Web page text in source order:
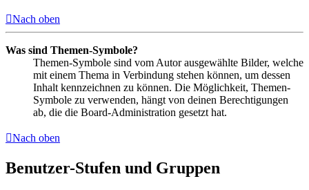
Nach oben
Was sind Themen-Symbole?
Themen-Symbole sind vom Autor ausgewählte Bilder, welche
mit einem Thema in Verbindung stehen können, um dessen
Inhalt kennzeichnen zu können. Die Möglichkeit, Themen-
Symbole zu verwenden, hängt von deinen Berechtigungen
ab, die die Board-Administration gesetzt hat.
Nach oben
Benutzer-Stufen und Gruppen